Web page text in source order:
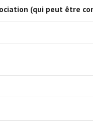
(qui peut être